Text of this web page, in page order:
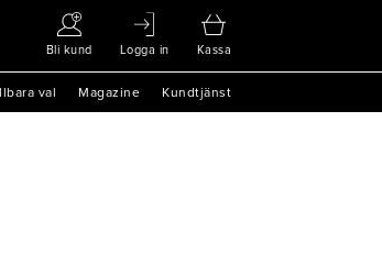
Bli kund Logga in Kassa
val Magazine Kundtjänst